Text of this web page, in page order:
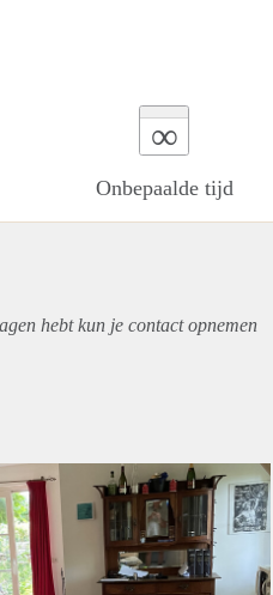
∞
Onbepaalde tijd
hebt kun je contact opnemen